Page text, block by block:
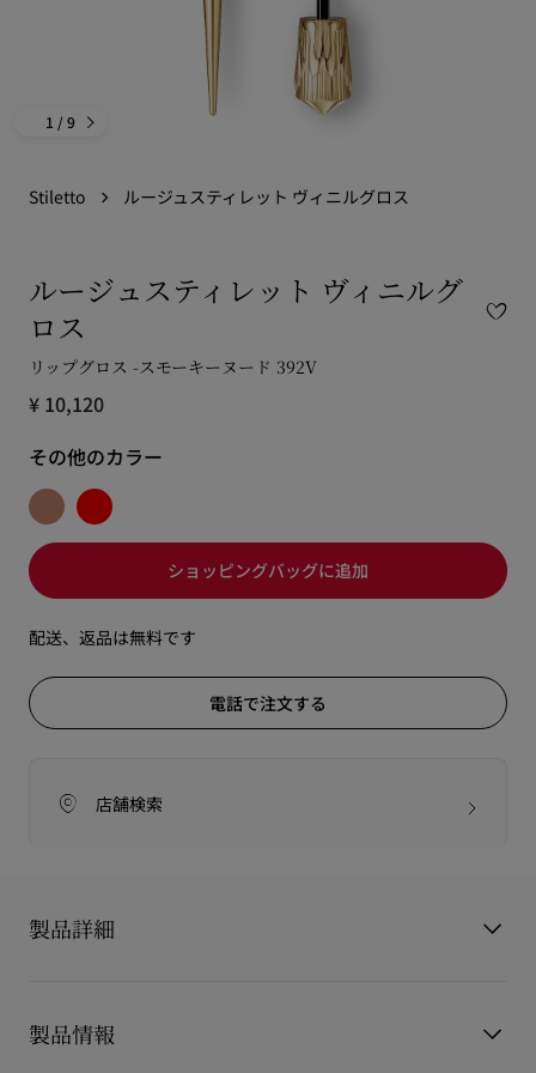
1 / 9
Stiletto ルージュスティレット ヴィニルグロス
ルージュスティレット ヴィニルグ
ロス
リップグロス -スモーキーヌード 392V
¥ 10,120
その他のカラー
ショッピングバッグに追加
配送、返品は無料です
電話で注文する
店舗検索
製品詳細
いま、そのラブストーリーは艶やかな光をとらえる新しいマキ
製品情報